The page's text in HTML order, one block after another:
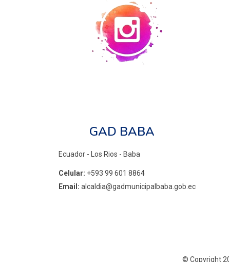
GAD BABA
Ecuador - Los Rios - Baba
Celular: +593 99 601 8864
Email: alcaldia@gadmunicipalbaba.gob.ec
© Copyright